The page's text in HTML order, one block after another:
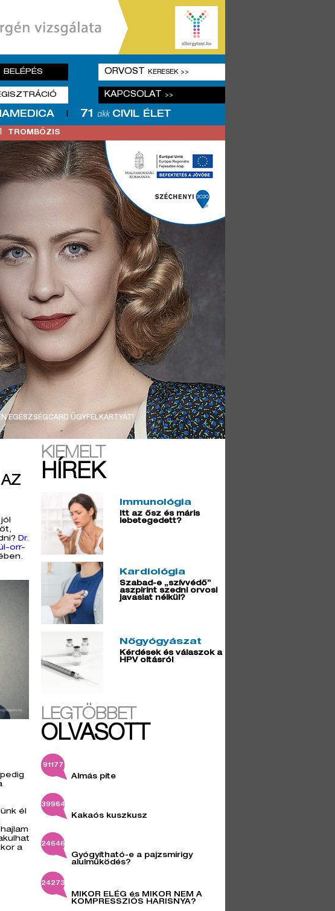
BELÉPÉS ORVOST KERESEK >>
KAPCSOLAT >>
| 71 cikk CIVIL ÉLET
| TROMBÓZIS
EGÉSZSÉGCARD ÜGYFÉLKÁRTYÁT!
Dr.
orr-
él
a
KIEMELT
HÍREK
Immunológia
Itt az ősz és máris
lebetegedett?
Kardiológia
Szabad-e „szívvédő”
aszpirint szedni orvosi
javaslat nélkül?
Nőgyógyászat
Kérdések és válaszok a
HPV oltásról
LEGTÖBBET
OLVASOTT
91177
Almás pite
39964
Kakaós kuszkusz
24646
Gyógyítható-e a pajzsmirigy
alulműködés?
24273
MIKOR ELÉG és MIKOR NEM A
KOMPRESSZIÓS HARISNYA?